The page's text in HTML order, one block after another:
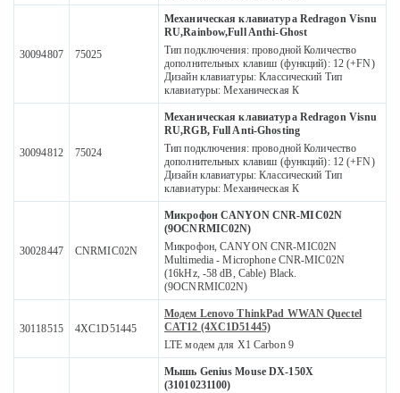
30094807 75025
Механическая клавиатура Redragon Visnu
RU,Rainbow,Full Anthi-Ghost
Тип подключения: проводной Количество
дополнительных клавиш (функций): 12 (+FN)
Дизайн клавиатуры: Классический Тип
клавиатуры: Механическая К
30094812 75024
Механическая клавиатура Redragon Visnu
RU,RGB, Full Anti-Ghosting
Тип подключения: проводной Количество
дополнительных клавиш (функций): 12 (+FN)
Дизайн клавиатуры: Классический Тип
клавиатуры: Механическая К
30028447 CNRMIC02N
Микрофон CANYON CNR-MIC02N
(9OCNRMIC02N)
Микрофон, CANYON CNR-MIC02N
Multimedia - Microphone CNR-MIC02N
(16kHz, -58 dB, Cable) Black.
(9OCNRMIC02N)
30118515 4XC1D51445
Модем Lenovo ThinkPad WWAN Quectel
CAT12 (4XC1D51445)
LTE модем для X1 Carbon 9
Мышь Genius Mouse DX-150X
(31010231100)